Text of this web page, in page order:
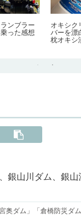
ンブラー
った感想
オキシク
バーを漂
枕オキシ
銀山川ダム、銀
奥ダム」「倉橋防災ダ